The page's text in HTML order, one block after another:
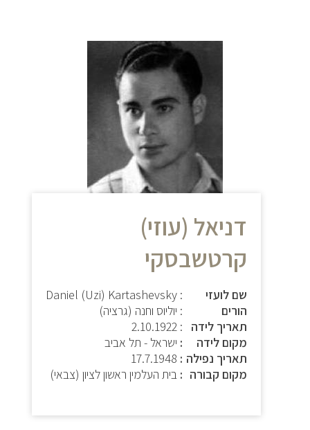
דניאל (עוזי)
קרטשבסקי
שם לועזי
: Daniel (Uzi) Kartashevsky
הורים
: יוליוס וחנה (גרציה)
תאריך לידה
:
2.10.1922
מקום לידה
ישראל - תל אביב
תאריך נפילה
17.7.1948
מקום קבורה
בית העלמין ראשון לציון (צבאי)